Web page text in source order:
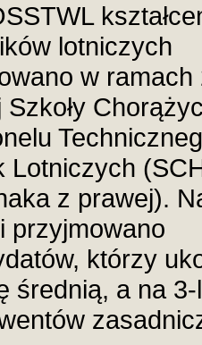
lotniczych
w ramach
Szkoły
Lotniczych
z prawej).
przyjmowano
którzy
średnią, a na